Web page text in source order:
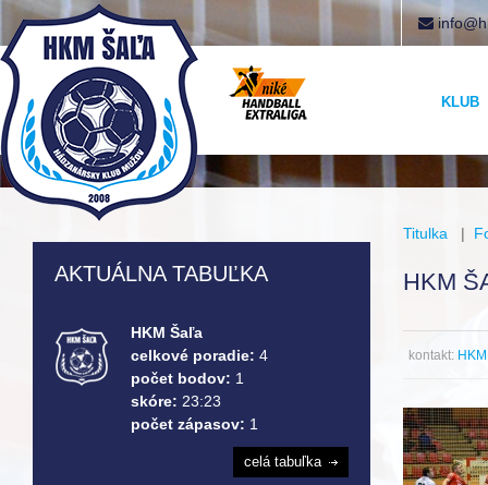
KLUB
Titulka |
HKM
kontakt:
AKTUÁLNA TABUĽKA
HKM Šaľa
celkové poradie: 4
počet bodov: 1
skóre: 23:23
počet zápasov: 1
celá tabuľka